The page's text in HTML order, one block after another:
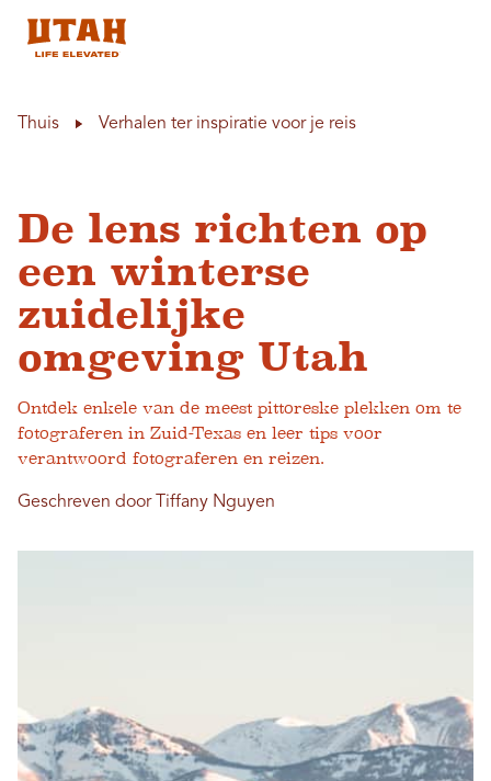
Thuis Verhalen ter inspiratie voor je reis
De lens richten op
een winterse
zuidelijke
omgeving Utah
Ontdek enkele van de meest pittoreske plekken om te
fotograferen in Zuid-Texas en leer tips voor
verantwoord fotograferen en reizen.
Geschreven door Tiffany Nguyen